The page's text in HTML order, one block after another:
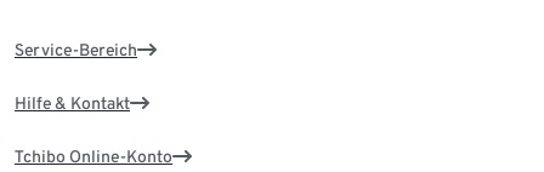
Service-Bereich
Hilfe & Kontakt
Tchibo Online-Konto